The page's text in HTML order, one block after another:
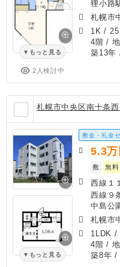
もっと見る
2人検討中
狸小路
札幌市
1K /
4階 /
築13年
札幌市中央区南十条
もっと見る
敷金・礼金
5.3万
敷
無料
西線１
西線９
中島公
札幌市
1LDK /
4階 /
築8年 /